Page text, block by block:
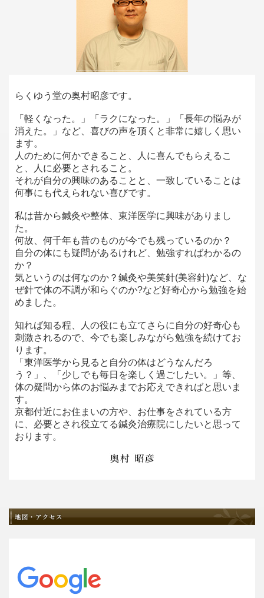
らくゆう堂の奥村昭彦です。
「軽くなった。」「ラクになった。」「長年の悩みが
消えた。」など、喜びの声を頂くと非常に嬉しく思い
ます。
人のために何かできること、人に喜んでもらえるこ
と、人に必要とされること。
それが自分の興味のあることと、一致していることは
何事にも代えられない喜びです。
私は昔から鍼灸や整体、東洋医学に興味がありまし
た。
何故、何千年も昔のものが今でも残っているのか？
自分の体にも疑問があるけれど、勉強すればわかるの
か？
気というのは何なのか？鍼灸や美笑針(美容針)など、な
ぜ針で体の不調が和らぐのか?など好奇心から勉強を始
めました。
知れば知る程、人の役にも立てさらに自分の好奇心も
刺激されるので、今でも楽しみながら勉強を続けてお
ります。
「東洋医学から見ると自分の体はどうなんだろ
う？」、「少しでも毎日を楽しく過ごしたい。」等、
体の疑問から体のお悩みまでお応えできればと思いま
す。
京都付近にお住まいの方や、お仕事をされている方
に、必要とされ役立てる鍼灸治療院にしたいと思って
おります。